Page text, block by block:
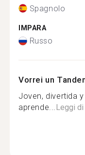
Spagnolo
IMPARA
Russo
Vorrei un
Joven, divertida
aprende...Leggi di